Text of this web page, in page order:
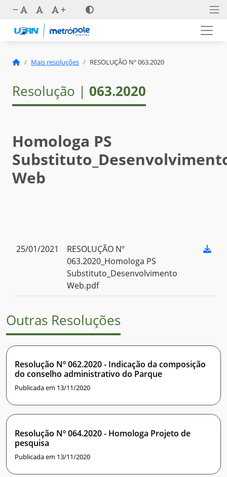
Mais resoluções RESOLUÇÃO Nº 063.2020
Resolução | 063.2020
Homologa PS
Web
25/01/2021
RESOLUÇÃO Nº
063.2020_Homologa PS
Substituto_Desenvolvimento
Web.pdf
Outras Resoluções
Resolução Nº 062.2020 - Indicação da composição
do conselho administrativo do Parque
Publicada em 13/11/2020
Resolução Nº 064.2020 - Homologa Projeto de
pesquisa
Publicada em 13/11/2020